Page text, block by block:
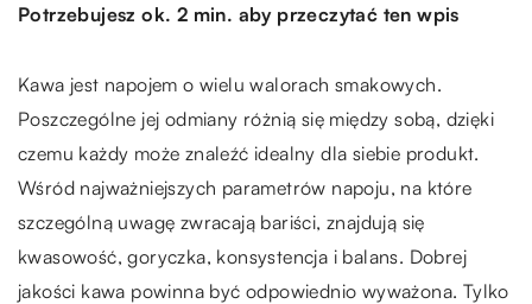
Potrzebujesz ok. 2 min. aby przeczytać ten wpis
Kawa jest napojem o wielu walorach smakowych.
Poszczególne jej odmiany różnią się między sobą, dzięki
czemu każdy może znaleźć idealny dla siebie produkt.
Wśród najważniejszych parametrów napoju, na które
szczególną uwagę zwracają bariści, znajdują się
kwasowość, goryczka, konsystencja i balans. Dobrej
jakości kawa powinna być odpowiednio wyważona. Tylko